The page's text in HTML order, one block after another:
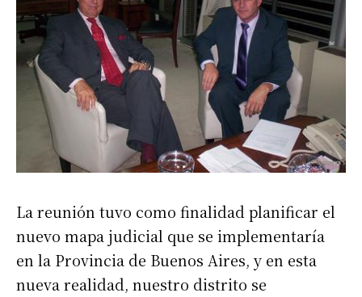
La reunión tuvo como finalidad planificar el
nuevo mapa judicial que se implementaría
en la Provincia de Buenos Aires, y en esta
nueva realidad, nuestro distrito se